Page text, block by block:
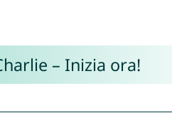
– Inizia ora!